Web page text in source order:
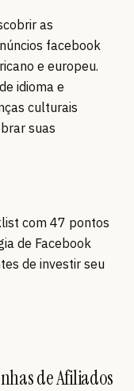
as
facebook
e europeu.
idioma e
culturais
suas
com 47 pontos
de Facebook
de investir seu
de Afiliados